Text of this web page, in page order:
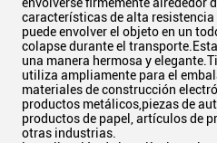
características de alta
puede envolver el objeto en un
colapse durante el
una manera hermosa y
utiliza ampliamente para el
materiales de construcción
productos metálicos,piezas de
productos de papel, artículos de
otras industrias.